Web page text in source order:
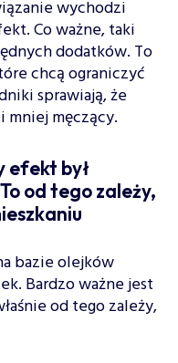
wychodzi
Co ważne, taki
dodatków. To
chcą ograniczyć
sprawiają, że
mniej męczący.
efekt był
od tego zależy,
bazie olejków
Bardzo ważne jest
od tego zależy,